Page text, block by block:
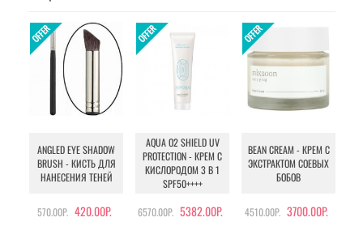
ANGLED EYE SHADOW
BRUSH - КИСТЬ ДЛЯ
НАНЕСЕНИЯ ТЕНЕЙ
570.00Р. 420.00Р.
AQUA O2 SHIELD UV
PROTECTION - КРЕМ С
КИСЛОРОДОМ 3 В 1
SPF50++++
6570.00Р. 5382.00Р.
BEAN CREAM - КРЕМ С
ЭКСТРАКТОМ СОЕВЫХ
БОБОВ
4510.00Р. 3700.00Р.